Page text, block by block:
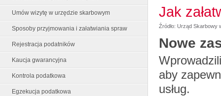
Umów wizytę w urzędzie skarbowym
Sposoby przyjmowania i załatwiania spraw
Rejestracja podatników
Kaucja gwarancyjna
Kontrola podatkowa
Egzekucja podatkowa
Jak
Źródło: Urząd Skarbowy
Nowe
aby
usług.